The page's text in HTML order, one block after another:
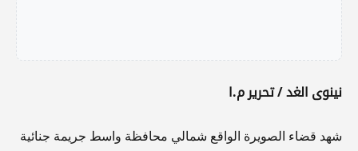
نينوى الغد / تحرير م.ا
شهد قضاء الصويرة الواقع شمالي محافظة واسط جريمة جنائية